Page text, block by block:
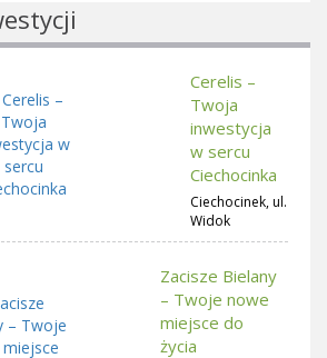
Cerelis –
Twoja
inwestycja
w sercu
Ciechocinka
Ciechocinek, ul.
Widok
Zacisze Bielany
– Twoje nowe
miejsce do
życia